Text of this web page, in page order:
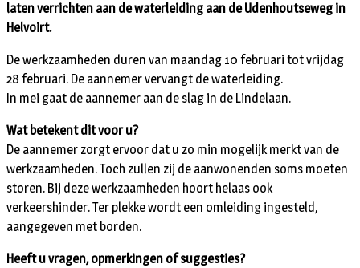
laten verrichten aan de waterleiding aan deUdenhoutseweg in
Helvoirt.
De werkzaamheden duren van maandag 10 februari tot vrijdag
28 februari. De aannemer vervangt de waterleiding.
In mei gaat de aannemer aan de slag in de Lindelaan.
Wat betekent dit voor u?
De aannemer zorgt ervoor dat u zo min mogelijk merkt van de
werkzaamheden. Toch zullen zij de aanwonenden soms moeten
storen. Bij deze werkzaamheden hoort helaas ook
verkeershinder. Ter plekke wordt een omleiding ingesteld,
aangegeven met borden.
Heeft u vragen, opmerkingen of suggesties?